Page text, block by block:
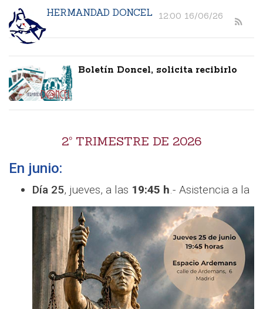
HERMANDAD DONCEL 12:00 16/06/26
Boletín Doncel, solicita recibirlo
2º TRIMESTRE DE 2026
En junio:
Día 25, jueves, a las 19:45 h.- Asistencia a la